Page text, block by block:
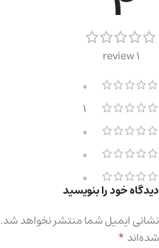
1 review
0
1
0
0
0
دیدگاه خود را بنویسید
نشانی ایمیل شما منتشر نخواهد شد.
شده‌اند*